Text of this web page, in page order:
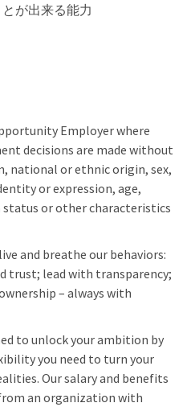
が出来る能力
Employer where
decisions are made without
national or ethnic origin, sex,
or expression, age,
or other characteristics
and breathe our behaviors:
trust; lead with transparency;
– always with
to unlock your ambition by
you need to turn your
Our salary and benefits
an organization with